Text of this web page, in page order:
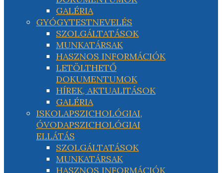
GALÉRIA
GYÓGYTESTNEVELÉS
SZOLGÁLTATÁSOK
MUNKATÁRSAK
HASZNOS INFORMÁCIÓK
LETÖLTHETŐ
DOKUMENTUMOK
HÍREK, AKTUALITÁSOK
GALÉRIA
ISKOLAPSZICHOLÓGIAI,
ÓVODAPSZICHOLÓGIAI
ELLÁTÁS
SZOLGÁLTATÁSOK
MUNKATÁRSAK
HASZNOS INFORMÁCIÓK